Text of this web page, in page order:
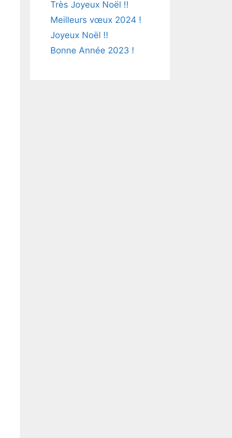
Très Joyeux Noël !!
Meilleurs vœux 2024 !
Joyeux Noël !!
Bonne Année 2023 !